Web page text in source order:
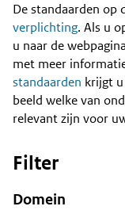
Content
De standaarden op
verplichting. Als u
u naar de
met meer
standaarden krijgt
beeld welke van
relevant zijn voor
Filter
Domein